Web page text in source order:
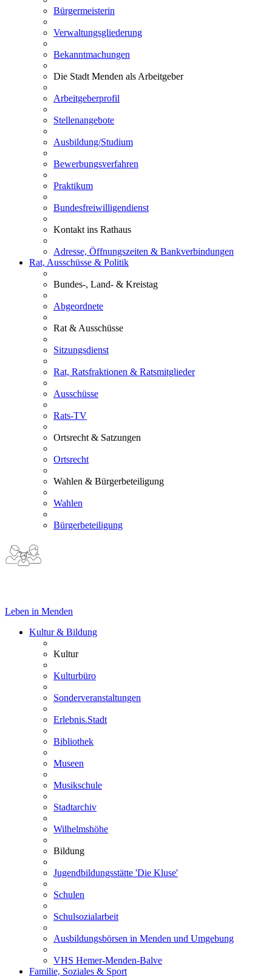
Bürgermeisterin
Verwaltungsgliederung
Bekanntmachungen
Die Stadt Menden als Arbeitgeber
Arbeitgeberprofil
Stellenangebote
Ausbildung/Studium
Bewerbungsverfahren
Praktikum
Bundesfreiwilligendienst
Kontakt ins Rathaus
Adresse, Öffnungszeiten & Bankverbindungen
Rat, Ausschüsse & Politik
Bundes-, Land- & Kreistag
Abgeordnete
Rat & Ausschüsse
Sitzungsdienst
Rat, Ratsfraktionen & Ratsmitglieder
Ausschüsse
Rats-TV
Ortsrecht & Satzungen
Ortsrecht
Wahlen & Bürgerbeteiligung
Wahlen
Bürgerbeteiligung
Leben in Menden
Kultur & Bildung
Kultur
Kulturbüro
Sonderveranstaltungen
Erlebnis.Stadt
Bibliothek
Museen
Musikschule
Stadtarchiv
Wilhelmshöhe
Bildung
Jugendbildungsstätte 'Die Kluse'
Schulen
Schulsozialarbeit
Ausbildungsbörsen in Menden und Umgebung
VHS Hemer-Menden-Balve
Familie, Soziales & Sport